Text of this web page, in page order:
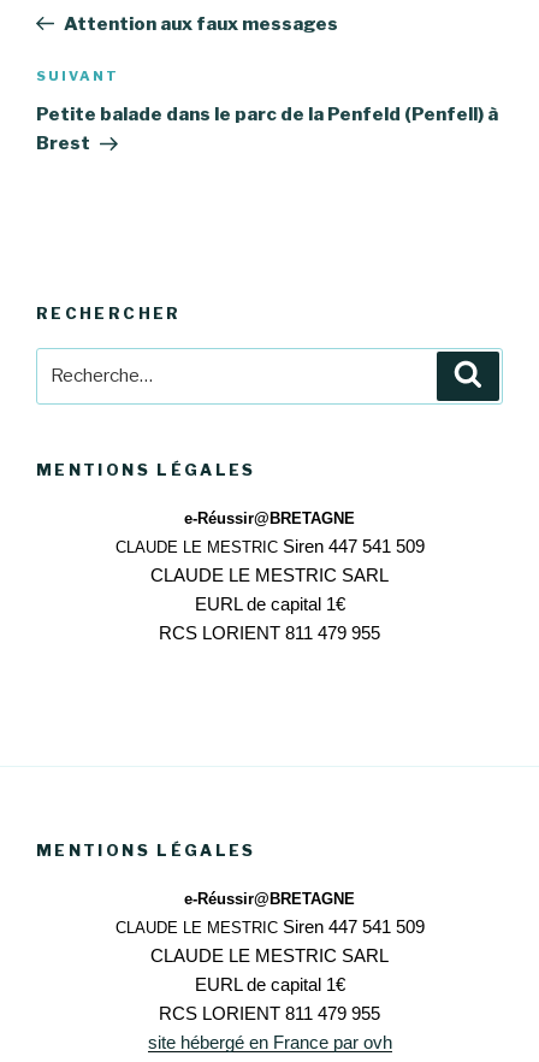
l’article
précédent
Attention aux faux messages
Article
suivant
SUIVANT
Petite balade dans le parc de la Penfeld (Penfell) à
Brest
RECHERCHER
MENTIONS LÉGALES
e-Réussir@BRETAGNE
CLAUDE LE MESTRIC Siren 447 541 509
CLAUDE LE MESTRIC SARL
EURL de capital 1€
RCS LORIENT 811 479 955
MENTIONS LÉGALES
e-Réussir@BRETAGNE
CLAUDE LE MESTRIC Siren 447 541 509
CLAUDE LE MESTRIC SARL
EURL de capital 1€
RCS LORIENT 811 479 955
site hébergé en France par ovh